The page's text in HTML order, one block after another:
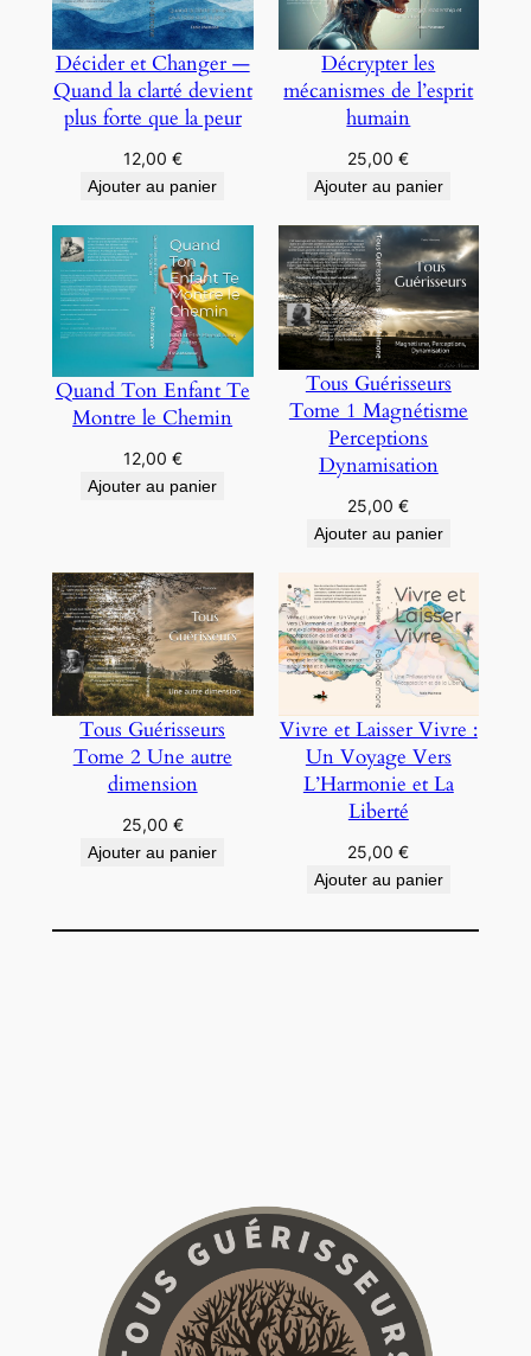
Décider et Changer —
Quand la clarté devient
plus forte que la peur
12,00 €
Ajouter au panier
Décrypter les
mécanismes de l’esprit
humain
25,00€
Ajouter au panier
Quand Ton Enfant Te
Montre le Chemin
12,00 €
Ajouter au panier
Tous Guérisseurs
Tome 1 Magnétisme
Perceptions
Dynamisation
25,00€
Ajouter au panier
Tous Guérisseurs
Tome 2 Une autre
dimension
25,00 €
Ajouter au panier
Vivre et Laisser Vivre :
Un Voyage Vers
L’Harmonie et La
Liberté
25,00€
Ajouter au panier